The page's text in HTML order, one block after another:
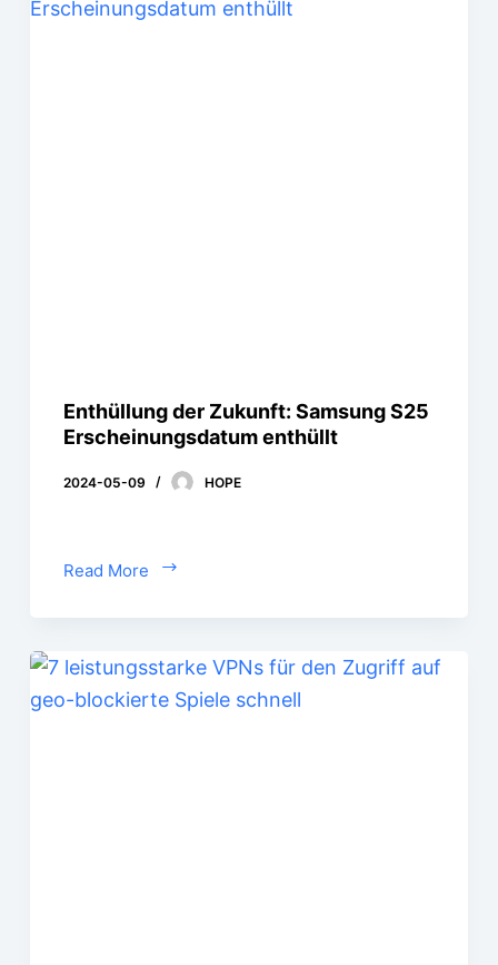
Enthüllung der Zukunft: Samsung S25
Erscheinungsdatum enthüllt
2024-05-09 HOPE
Read More